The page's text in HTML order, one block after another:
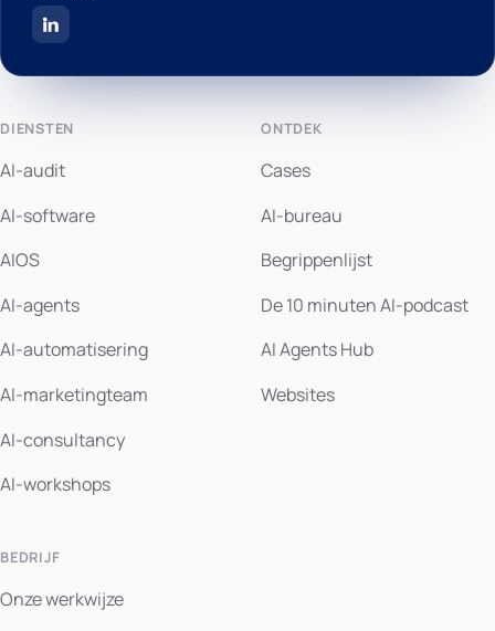
DIENSTEN
AI-audit
AI-software
AIOS
AI-agents
AI-automatisering
AI-marketingteam
AI-consultancy
AI-workshops
ONTDEK
Cases
AI-bureau
Begrippenlijst
De 10 minuten AI-podcast
AI Agents Hub
Websites
BEDRIJF
Onze werkwijze